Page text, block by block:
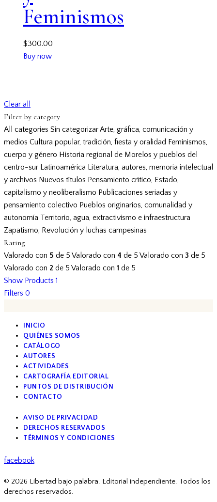
Feminismos
$300.00
Buy now
Clear all
Filter by category
All categories Sin categorizarArte, gráfica, comunicación y
medios Cultura popular, tradición, fiesta y oralidad Feminismos,
cuerpo y género Historia regional de Morelos y pueblos del
centro-sur Latinoamérica Literatura, autores, memoria intelectual
y archivos Nuevos títulos Pensamiento crítico, Estado,
capitalismo y neoliberalismo Publicaciones seriadas y
pensamiento colectivo Pueblos originarios, comunalidad y
autonomía Territorio, agua, extractivismo e infraestructura
Zapatismo, Revolución y luchas campesinas
Rating
Valorado con 5 de 5 Valorado con 4 de 5 Valorado con 3 de 5
Valorado con 2 de 5 Valorado con 1 de 5
Show Products 1
Filters 0
INICIO
QUIÉNES SOMOS
CATÁLOGO
AUTORES
ACTIVIDADES
CARTOGRAFÍA EDITORIAL
PUNTOS DE DISTRIBUCIÓN
CONTACTO
AVISO DE PRIVACIDAD
DERECHOS RESERVADOS
TÉRMINOS Y CONDICIONES
facebook
© 2026 Libertad bajo palabra. Editorial independiente. Todos los
derechos reservados.